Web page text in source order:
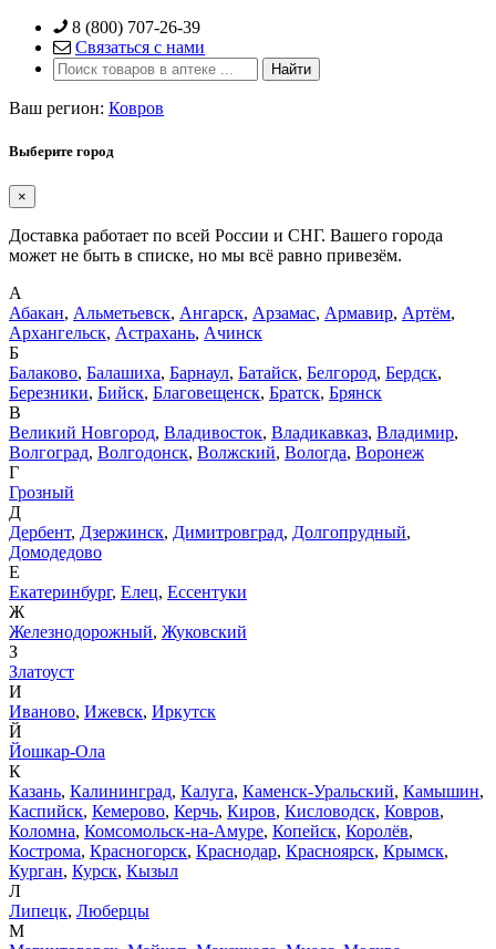
Skip
content
8 (800) 707-26-39
Связаться с нами
Ваш регион: Ковров
Выберите город
×
Доставка работает по всей России и СНГ. Вашего города
может не быть в списке, но мы всё равно привезём.
А
Абакан, Альметьевск, Ангарск, Арзамас, Армавир, Артём,
Архангельск, Астрахань, Ачинск
Б
Балаково, Балашиха, Барнаул, Батайск, Белгород, Бердск,
Березники, Бийск, Благовещенск, Братск, Брянск
В
Великий Новгород, Владивосток, Владикавказ, Владимир,
Волгоград, Волгодонск, Волжский, Вологда, Воронеж
Г
Грозный
Д
Дербент, Дзержинск, Димитровград, Долгопрудный,
Домодедово
Е
Екатеринбург, Елец, Ессентуки
Ж
Железнодорожный, Жуковский
З
Златоуст
И
Иваново, Ижевск, Иркутск
Й
Йошкар-Ола
К
Казань, Калининград, Калуга, Каменск-Уральский, Камышин,
Каспийск, Кемерово, Керчь, Киров, Кисловодск, Ковров,
Коломна, Комсомольск-на-Амуре, Копейск, Королёв,
Кострома, Красногорск, Краснодар, Красноярск, Крымск,
Курган, Курск, Кызыл
Л
Липецк, Люберцы
М